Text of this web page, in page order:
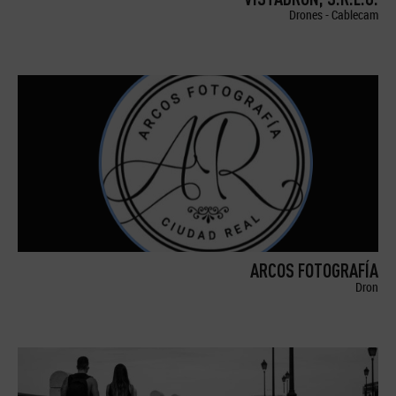
Drones - Cablecam
ARCOS FOTOGRAFÍA
Dron